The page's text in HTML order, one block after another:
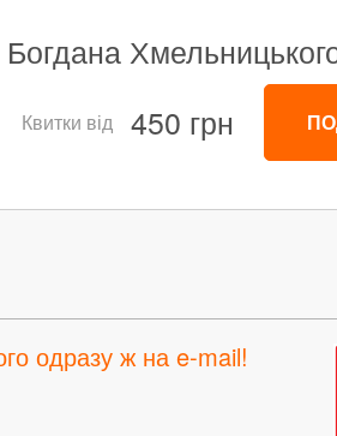
Квитки від 450 грн
одразу ж на e-mail!